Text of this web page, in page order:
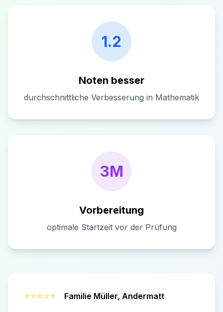
1.2
Noten besser
durchschnittliche Verbesserung in Mathematik
3M
Vorbereitung
optimale Startzeit vor der Prüfung
⭐⭐⭐⭐⭐ Familie Müller, Andermatt